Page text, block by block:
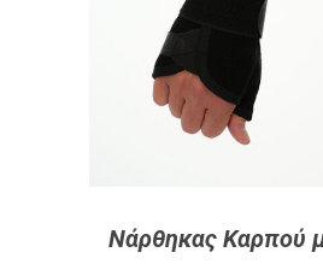
Νάρθηκας Καρπού